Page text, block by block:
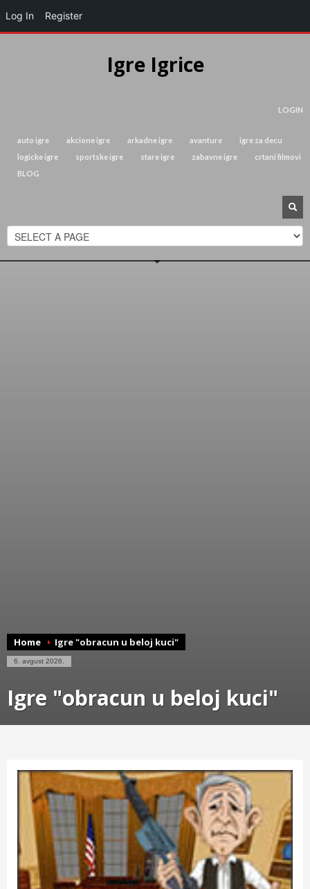
Igre Igrice
LOGIN
auto igre akcione igre arkadne igre avanture
igre za decu
logicke igre
sportske igre stare igre zabavne igre
crtani filmovi
BLOG
Home Igre "obracun u beloj kuci"
6. avgust 2026.
Igre "obracun u beloj kuci"
Log In Register